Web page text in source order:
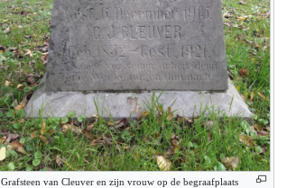
Grafsteen van Cleuver en zijn vrouw op de begraafplaats